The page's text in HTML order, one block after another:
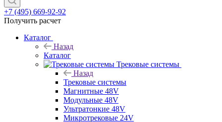
+7 (495) 669-92-92
Получить расчет
Каталог
Назад
Каталог
Трековые системы
Назад
Трековые системы
Магнитные 48V
Модульные 48V
Ультратонкие 48V
Микротрековые 24V